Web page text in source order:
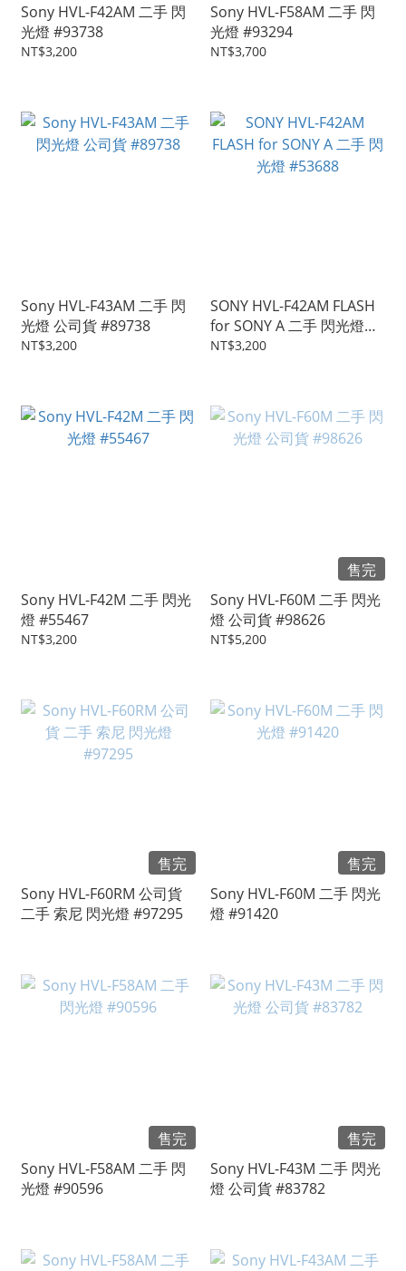
Sony HVL-F42AM 二手 閃
光燈 #93738
NT$3,200
Sony HVL-F58AM 二手 閃
光燈 #93294
NT$3,700
Sony HVL-F43AM 二手 閃
光燈 公司貨 #89738
NT$3,200
SONY HVL-F42AM FLASH
for SONY A 二手 閃光燈
#53688
NT$3,200
Sony HVL-F42M 二手 閃光
燈 #55467
NT$3,200
售完
Sony HVL-F60M 二手 閃光
燈 公司貨 #98626
NT$5,200
售完
Sony HVL-F60RM 公司貨
二手 索尼 閃光燈 #97295
售完
Sony HVL-F60M 二手 閃光
燈 #91420
售完
Sony HVL-F58AM 二手 閃
光燈 #90596
售完
Sony HVL-F43M 二手 閃光
燈 公司貨 #83782